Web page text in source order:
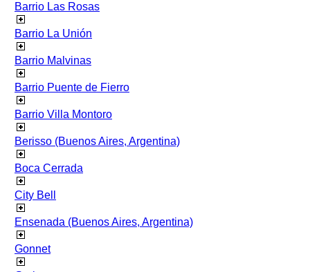
Barrio Las Rosas
Barrio La Unión
Barrio Malvinas
Barrio Puente de Fierro
Barrio Villa Montoro
Berisso (Buenos Aires, Argentina)
Boca Cerrada
City Bell
Ensenada (Buenos Aires, Argentina)
Gonnet